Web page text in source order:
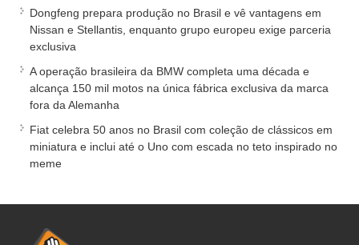
Dongfeng prepara produção no Brasil e vê vantagens em
Nissan e Stellantis, enquanto grupo europeu exige parceria
exclusiva
A operação brasileira da BMW completa uma década e
alcança 150 mil motos na única fábrica exclusiva da marca
fora da Alemanha
Fiat celebra 50 anos no Brasil com coleção de clássicos em
miniatura e inclui até o Uno com escada no teto inspirado no
meme